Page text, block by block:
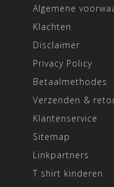
Algemene
Klachten
Disclaimer
Privacy Policy
Betaalmethodes
Verzenden &
Klantenservice
Sitemap
Linkpartners
T shirt kinderen